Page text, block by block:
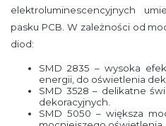
elektroluminescencyjnych
pasku PCB. W zależności od
diod:
SMD 2835 – wysoka
energii, do oświetlenia
SMD 3528 – delikatne
dekoracyjnych.
SMD 5050 – większa